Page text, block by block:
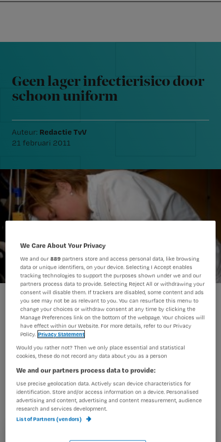
navigation
content
Nursing
korte_mouwen_mrsa_besmetting
Geen lager infectierisico door
schoon uniform
Auteur: Redactie TvV
21 februari 2011
Het dragen van dagelijks gewassen
uniformen met korte mouwen lijkt
weinig bij te dragen aan het
verminderen van het infectierisico van
ziekenhuispatiënten. Dat concluderen
Amerikaanse onderzoekers in de
Journal of Hospital Medicine.
We Care About Your Privacy
We and our889 partners store and access personal data, like browsing
data or unique identifiers, on your device. Selecting I Accept enables
tracking technologies to support the purposes shown under we and our
partners process data to provide. Selecting Reject All or withdrawing your
consent will disable them. If trackers are disabled, some content and ads
you see may not be as relevant to you. You can resurface this menu to
change your choices or withdraw consent at any time by clicking the
Manage Preferences link on the bottom of the webpage. Your choices will
have effect within our Website. For more details, refer to our Privacy
Policy. Privacy Statement
Would you rather not? Then we only place essential and statistical
cookies, these do not record any data about you as a person
We and our partners process data to provide:
Use precise geolocation data. Actively scan device characteristics for
identification. Store and/or access information on a device. Personalised
advertising and content, advertising and content measurement, audience
research and services development.
List of Partners (vendors)